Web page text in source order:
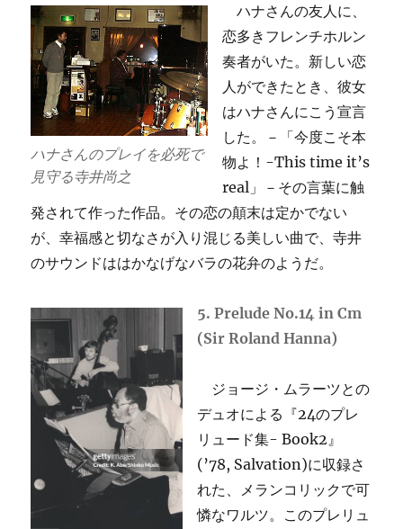
ハナさんのプレイを必死で
見守る寺井尚之
ハナさんの友人に、
恋多きフレンチホルン
奏者がいた。新しい恋
人ができたとき、彼女
はハナさんにこう宣言
した。－「今度こそ本
物よ！-This time it’s
real」－その言葉に触
発されて作った作品。その恋の顛末は定かでない
が、幸福感と切なさが入り混じる美しい曲で、寺井
のサウンドははかなげなバラの花弁のようだ。
5. Prelude No.14 in Cm
(Sir Roland Hanna)
ジョージ・ムラーツとの
デュオによる『24のプレ
リュード集- Book2』
(’78, Salvation)に収録さ
れた、メランコリックで可
憐なワルツ。このプレリュ